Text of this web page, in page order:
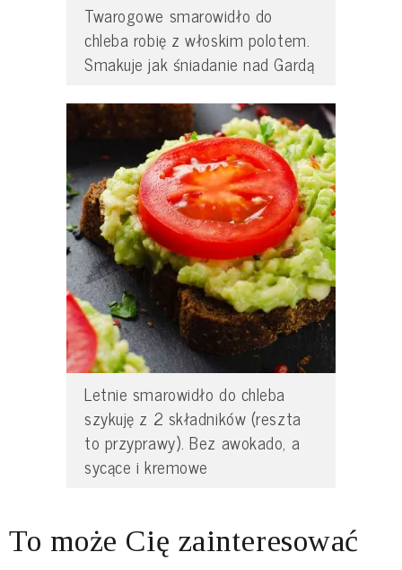
Twarogowe smarowidło do
chleba robię z włoskim polotem.
Smakuje jak śniadanie nad Gardą
Letnie smarowidło do chleba
szykuję z 2 składników (reszta
to przyprawy). Bez awokado, a
sycące i kremowe
To może Cię zainteresować